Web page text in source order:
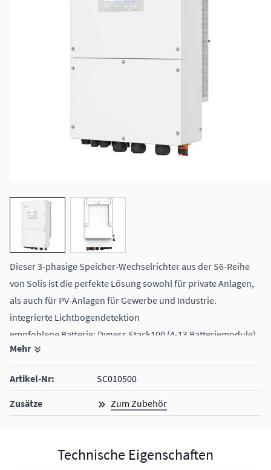
View larger imageView larger image
Dieser 3-phasige Speicher-Wechselrichter aus der S6-Reihe
von Solis ist die perfekte Lösung sowohl für private Anlagen,
als auch für PV-Anlagen für Gewerbe und Industrie.
integrierte Lichtbogendetektion
empfohlene Batterie: Dyness Stack100 (4-13 Batteriemodule)
inkl. Zähler
der passende Data Logging Stick wird mitgeliefert
Mehr
Artikel-Nr: SC010500
Zusätze Zum Zubehör
Technische Eigenschaften